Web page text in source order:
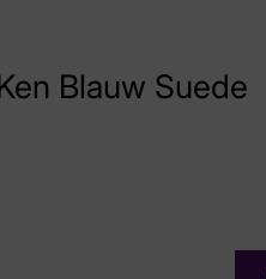
Blauw Suede